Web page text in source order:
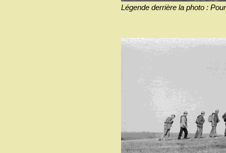
Légende derrière la photo :